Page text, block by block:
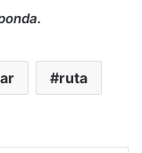
ruta